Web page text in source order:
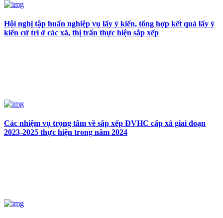
Hội nghị tập huấn nghiệp vụ lấy ý kiến, tổng hợp kết quả lấy ý
kiến cử tri ở các xã, thị trấn thực hiện sắp xếp
Các nhiệm vụ trọng tâm về sắp xếp ĐVHC cấp xã giai đoạn
2023-2025 thực hiện trong năm 2024